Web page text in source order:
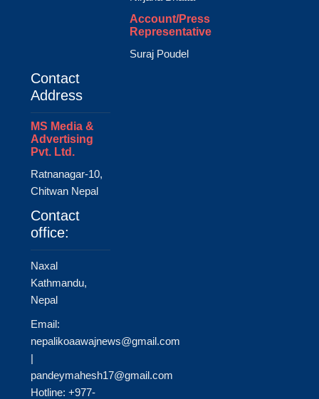
Account/Press
Representative
Suraj Poudel
Contact
Address
MS Media &
Advertising
Pvt. Ltd.
Ratnanagar-10,
Chitwan Nepal
Contact
office:
Naxal
Kathmandu,
Nepal
Email:
nepalikoaawajnews@gmail.com
|
pandeymahesh17@gmail.com
Hotline: +977-